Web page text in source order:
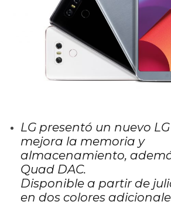
LG presentó un nuevo
mejora la memoria y
almacenamiento,
Quad DAC.
Disponible a partir de
en dos colores